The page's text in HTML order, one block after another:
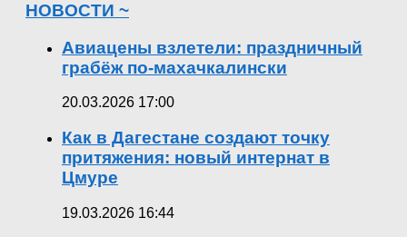
НОВОСТИ ~
Авиацены взлетели: праздничный
грабёж по-махачкалински
20.03.2026 17:00
Как в Дагестане создают точку
притяжения: новый интернат в
Цмуре
19.03.2026 16:44